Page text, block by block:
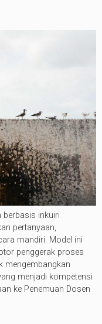
berbasis inkuiri
pertanyaan,
mandiri. Model ini
penggerak proses
mengembangkan
menjadi kompetensi
ke Penemuan Dosen